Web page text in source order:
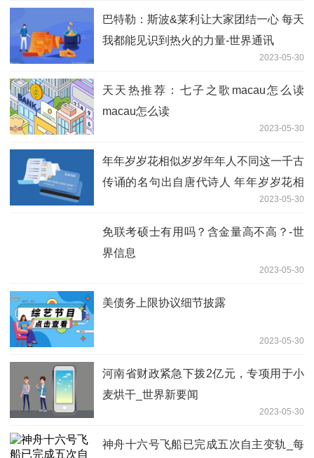
巴特勒：斯波&莱利让大家团结一心 每天
我都能见识到热火的力量-世界通讯
2023-05-30
天天热推荐：七子之歌macau怎么读
macau怎么读
2023-05-30
年年岁岁花相似岁岁年年人不同这一千古
传诵的名句出自唐代诗人 年年岁岁花相
似岁岁年年人不同是什么意思_新要闻
2023-05-30
免联考硕士有用吗？含金量高不高？-世
界信息
2023-05-30
美债务上限协议细节披露
2023-05-30
河南省财政紧急下拨2亿元，专项用于小
麦烘干_世界新要闻
2023-05-30
神舟十六号飞船已完成五次自主变轨_每